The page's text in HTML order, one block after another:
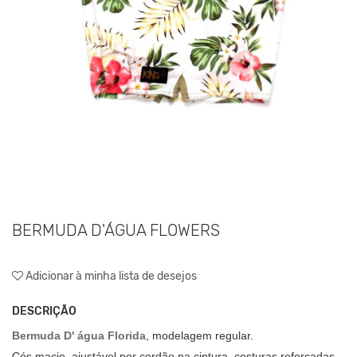
BERMUDA D'ÁGUA FLOWERS
Adicionar à minha lista de desejos
DESCRIÇÃO
Bermuda D' água Florida , modelagem regular.